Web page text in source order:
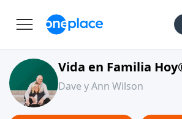
Vida en Familia
Dave y Ann Wilson